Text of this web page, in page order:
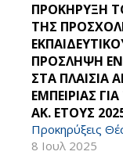
ΠΡΟΚΗΡΥΞΗ
ΤΗΣ
ΠΡΟΣΛΗΨΗ
ΣΤΑ ΠΛΑΙΣΙΑ
ΕΜΠΕΙΡΙΑΣ
ΑΚ. ΕΤΟΥΣ
Προκηρύξεις
8 Ιουλ 2025